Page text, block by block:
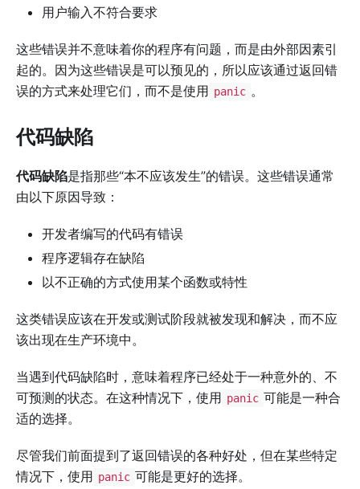
用户输入不符合要求
这些错误并不意味着你的程序有问题，而是由外部因素引
起的。因为这些错误是可以预见的，所以应该通过返回错
误的方式来处理它们，而不是使用 panic 。
代码缺陷
代码缺陷是指那些“本不应该发生”的错误。这些错误通常
由以下原因导致：
开发者编写的代码有错误
程序逻辑存在缺陷
以不正确的方式使用某个函数或特性
这类错误应该在开发或测试阶段就被发现和解决，而不应
该出现在生产环境中。
当遇到代码缺陷时，意味着程序已经处于一种意外的、不
可预测的状态。在这种情况下，使用 panic 可能是一种合
适的选择。
尽管我们前面提到了返回错误的各种好处，但在某些特定
情况下，使用 panic 可能是更好的选择。